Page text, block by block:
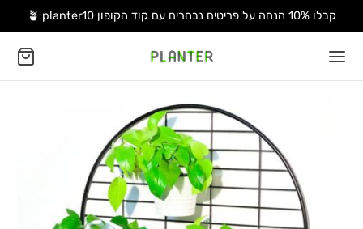
קבלו 10% הנחה על פריטים נבחרים עם קוד הקופון 🪴 planter10